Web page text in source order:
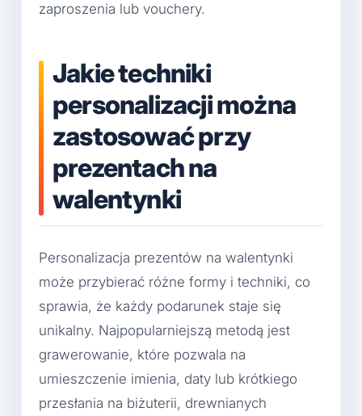
zaproszenia lub vouchery.
Jakie techniki
personalizacji można
zastosować przy
prezentach na
walentynki
Personalizacja prezentów na walentynki
może przybierać różne formy i techniki, co
sprawia, że każdy podarunek staje się
unikalny. Najpopularniejszą metodą jest
grawerowanie, które pozwala na
umieszczenie imienia, daty lub krótkiego
przesłania na biżuterii, drewnianych